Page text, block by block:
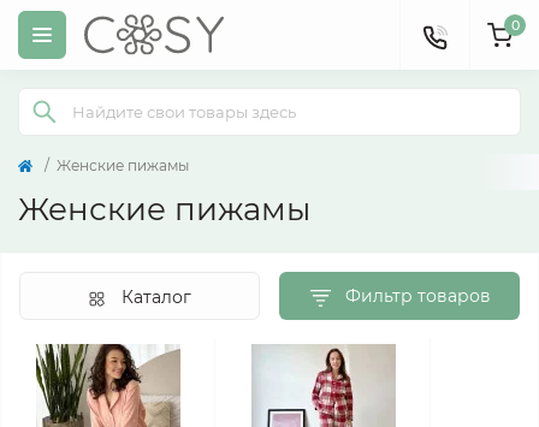
0
Женские пижамы
Женские пижамы
Фильтр товаров
Каталог